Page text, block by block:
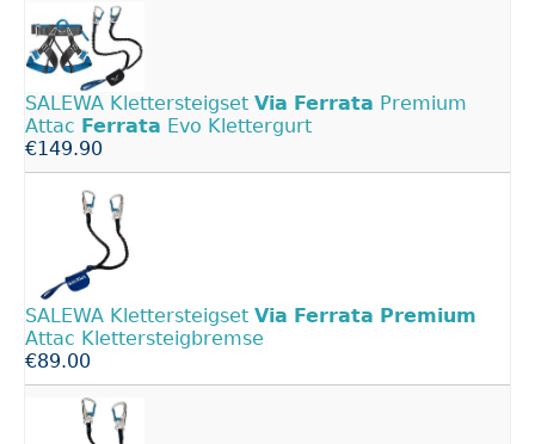
SALEWA Klettersteigset Via Ferrata Premium
Attac Ferrata Evo Klettergurt
€149.90
SALEWA Klettersteigset Via Ferrata Premium
Attac Klettersteigbremse
€89.00